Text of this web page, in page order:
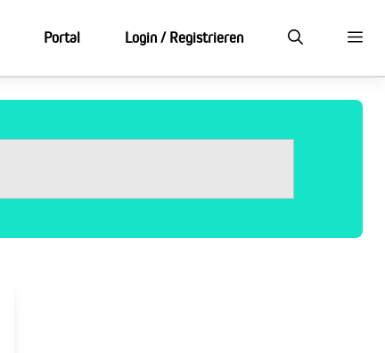
Portal Login / Registrieren